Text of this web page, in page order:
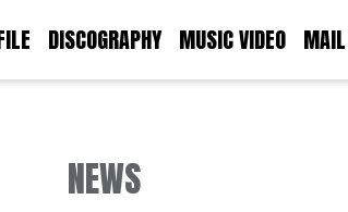
DISCOGRAPHY MUSIC VIDEO MAIL
NEWS